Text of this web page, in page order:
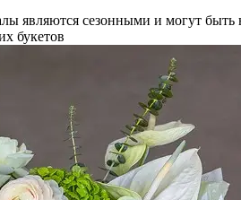
являются сезонными и могут быть
букетов